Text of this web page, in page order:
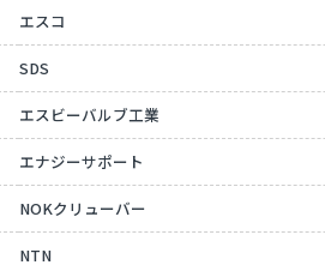
エスコ
SDS
エスビーバルブ工業
エナジーサポート
NOKクリューバー
NTN